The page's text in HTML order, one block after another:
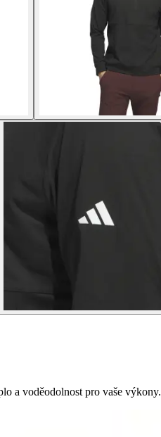
a voděodolnost pro vaše výkony.